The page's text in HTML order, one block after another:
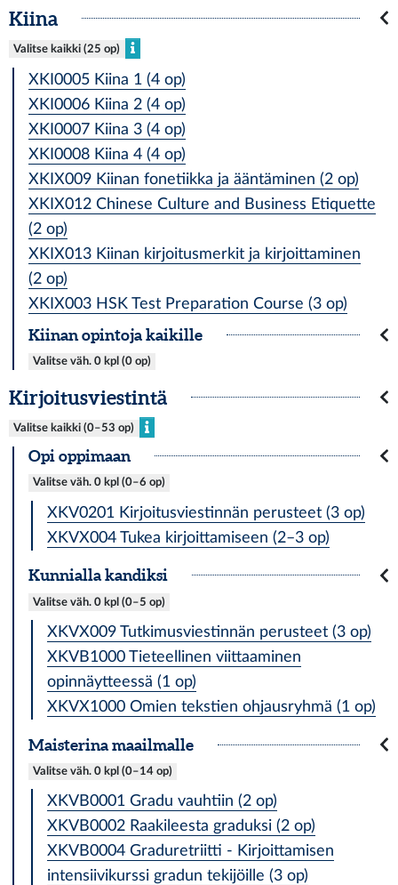
Kiina
Valitse kaikki (25 op)
XKI0005 Kiina 1 (4 op)
XKI0006 Kiina 2 (4 op)
XKI0007 Kiina 3 (4 op)
XKI0008 Kiina 4 (4 op)
XKIX009 Kiinan fonetiikka ja ääntäminen (2 op)
XKIX012 Chinese Culture and Business Etiquette
(2 op)
XKIX013 Kiinan kirjoitusmerkit ja kirjoittaminen
(2 op)
XKIX003 HSK Test Preparation Course (3 op)
Kiinan opintoja kaikille
Valitse väh. 0 kpl (0 op)
Kirjoitusviestintä
Valitse kaikki (0–53 op)
Opi oppimaan
Valitse väh. 0 kpl (0–6 op)
XKV0201 Kirjoitusviestinnän perusteet (3 op)
XKVX004 Tukea kirjoittamiseen (2–3 op)
Kun­nial­la kan­dik­si
Valitse väh. 0 kpl (0–5 op)
XKVX009 Tutkimusviestinnän perusteet (3 op)
XKVB1000 Tieteellinen viittaaminen
opinnäytteessä (1 op)
XKVX1000 Omien tekstien ohjausryhmä (1 op)
Mais­te­ri­na maa­ilmal­le
Valitse väh. 0 kpl (0–14 op)
XKVB0001 Gradu vauhtiin (2 op)
XKVB0002 Raakileesta graduksi (2 op)
XKVB0004 Graduretriitti - Kirjoittamisen
intensiivikurssi gradun tekijöille (3 op)